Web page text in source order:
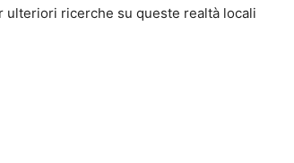
ulteriori ricerche su queste realtà locali